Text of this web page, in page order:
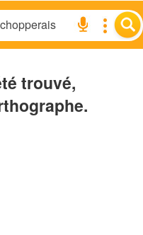
trouvé,